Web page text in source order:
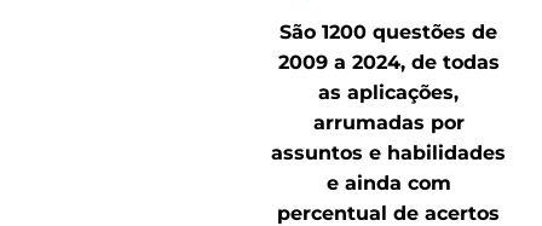
São 1200 questões de
2009 a 2024, de todas
as aplicações,
arrumadas por
assuntos e habilidades
e ainda com
percentual de acertos